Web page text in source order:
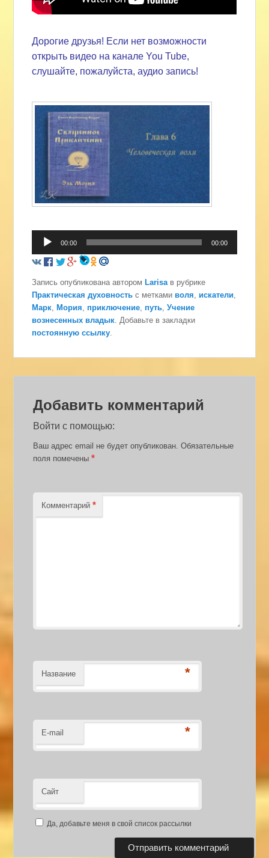
Дорогие друзья! Если нет возможности
открыть видео на канале You Tube,
слушайте, пожалуйста, аудио запись!
Аудиоплеер
00:00 00:00
Запись опубликована автором Larisaв рубрике
Практическая духовность с метками воля, искатели,
Марк, Мория, приключение, путь,Учение
вознесенных владык. Добавьте в закладки
постоянную ссылку.
Добавить комментарий
Войти с помощью:
Ваш адрес email не будет опубликован. Обязательные
поля помечены*
Комментарий*
Название *
E-mail *
Сайт
Да, добавьте меня в свой список рассылки